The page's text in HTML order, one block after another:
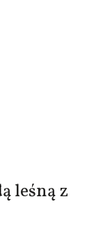
leśną z